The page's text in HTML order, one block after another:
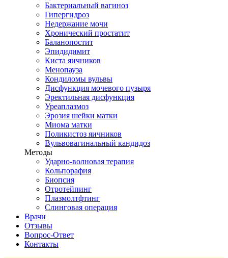
Бактериальный вагиноз
Гипергидроз
Недержание мочи
Хронический простатит
Баланопостит
Эпидидимит
Киста яичников
Менопауза
Кондиломы вульвы
Дисфункция мочевого пузыря
Эректильная дисфункция
Уреаплазмоз
Эрозия шейки матки
Миома матки
Поликистоз яичников
Вульвовагинальный кандидоз
Методы
Ударно-волновая терапия
Кольпорафия
Биопсия
Отротейпинг
Плазмолтфтинг
Слинговая операция
Врачи
Отзывы
Вопрос-Ответ
Контакты